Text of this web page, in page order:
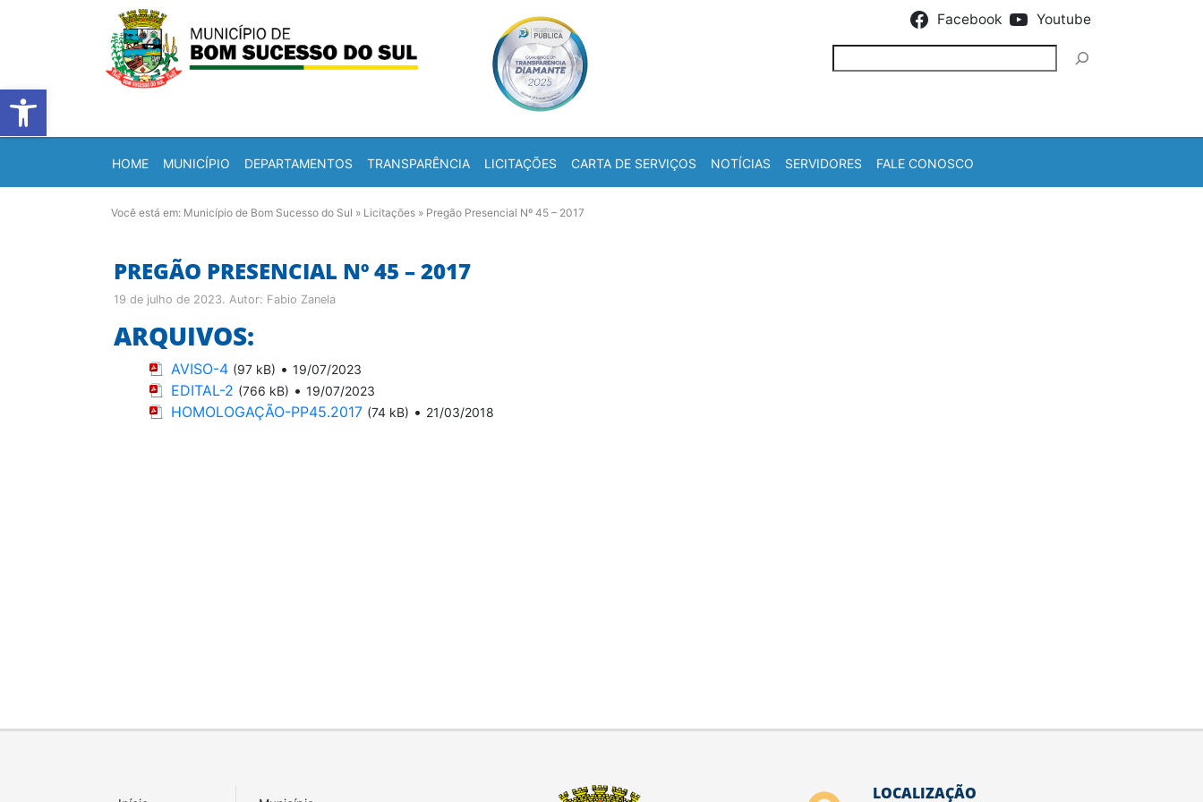
Barra de Ferramentas Aberta
Facebook Youtube
HOME MUNICÍPIO DEPARTAMENTOS TRANSPARÊNCIA LICITAÇÕES CARTA DE SERVIÇOS NOTÍCIAS SERVIDORES FALE CONOSCO
Você está em: Município de Bom Sucesso do Sul » Licitações » Pregão Presencial Nº 45 – 2017
PREGÃO PRESENCIAL Nº 45 – 2017
19 de julho de 2023. Autor: Fabio Zanela
ARQUIVOS:
AVISO-4 (97 kB) • 19/07/2023
EDITAL-2 (766 kB) • 19/07/2023
HOMOLOGAÇÃO-PP45.2017 (74 kB) • 21/03/2018
LOCALIZAÇÃO